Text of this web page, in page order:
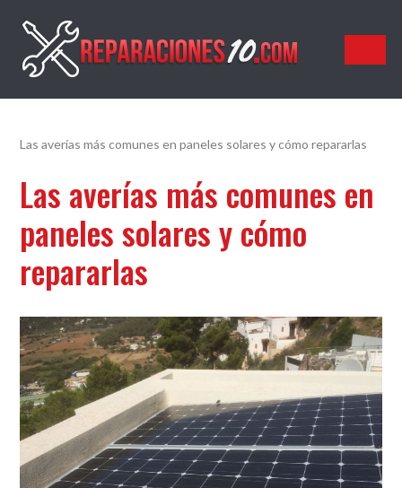
Reparaciones10.com
Las averías más comunes en paneles solares y cómo repararlas
Las averías más comunes en
paneles solares y cómo
repararlas